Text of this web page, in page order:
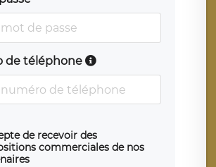
de téléphone
de recevoir des
commerciales de nos